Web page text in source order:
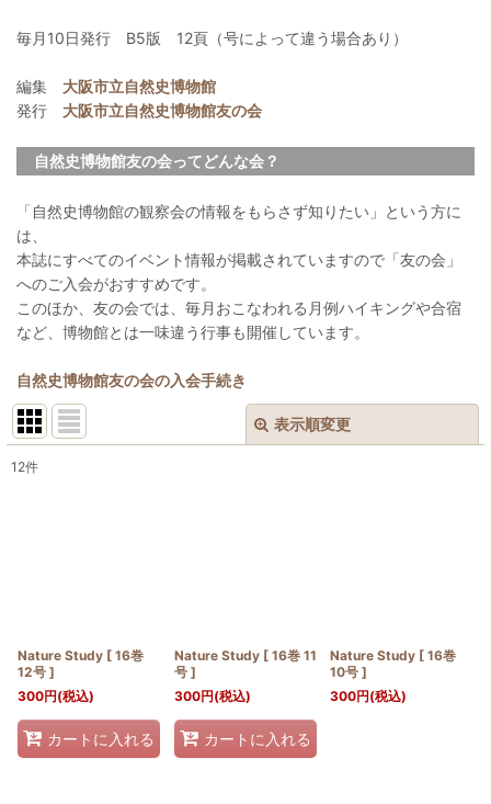
毎月10日発行 B5版 12頁（号によって違う場合あり）
編集 大阪市立自然史博物館
発行 大阪市立自然史博物館友の会
自然史博物館友の会ってどんな会？
「自然史博物館の観察会の情報をもらさず知りたい」という方に
は、
本誌にすべてのイベント情報が掲載されていますので「友の会」
へのご入会がおすすめです。
このほか、友の会では、毎月おこなわれる月例ハイキングや合宿
など、博物館とは一味違う行事も開催しています。
自然史博物館友の会の入会手続き
表示順変更
12件
Nature Study [ 16巻
12号 ]
300円(税込)
カートに入れる
Nature Study [ 16巻 11
号 ]
300円(税込)
カートに入れる
Nature Study [ 16巻
10号 ]
300円(税込)